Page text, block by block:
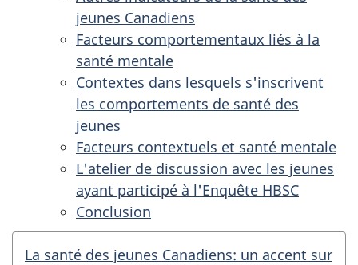
jeunes Canadiens
Facteurs comportementaux liés à la
santé mentale
Contextes dans lesquels s'inscrivent
les comportements de santé des
jeunes
Facteurs contextuels et santé mentale
L'atelier de discussion avec les jeunes
ayant participé à l'Enquête HBSC
Conclusion
La santé des jeunes Canadiens: un accent sur